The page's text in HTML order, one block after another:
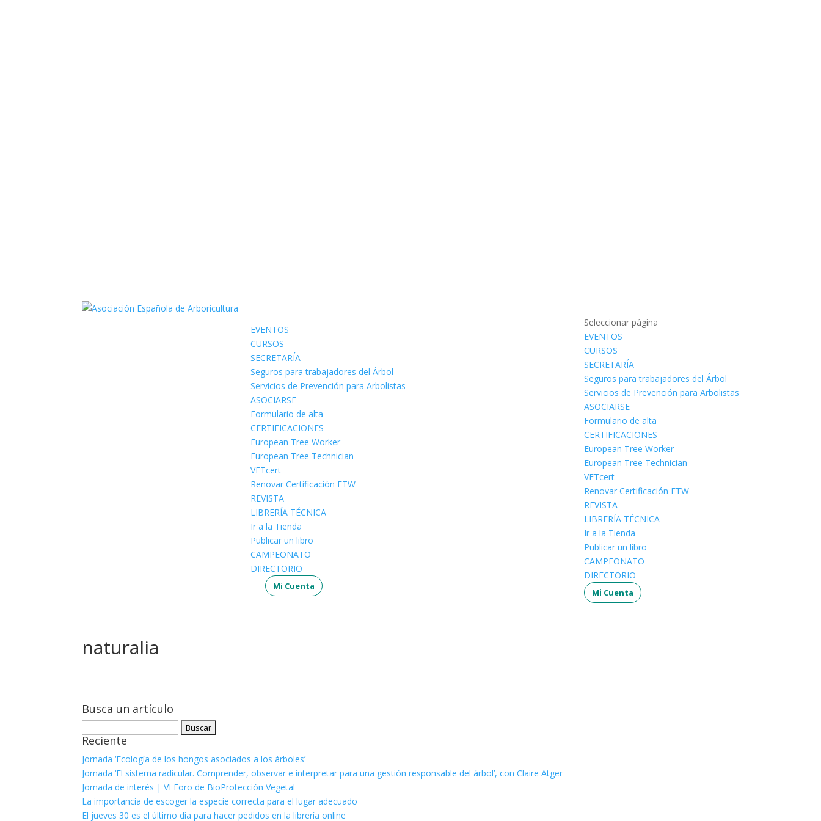
EVENTOS
CURSOS
SECRETARÍA
Seguros para trabajadores del Árbol
Servicios de Prevención para Arbolistas
ASOCIARSE
Formulario de alta
CERTIFICACIONES
European Tree Worker
European Tree Technician
VETcert
Renovar Certificación ETW
REVISTA
LIBRERÍA TÉCNICA
Ir a la Tienda
Publicar un libro
CAMPEONATO
DIRECTORIO
Mi Cuenta
Seleccionar página
EVENTOS
CURSOS
SECRETARÍA
Seguros para trabajadores del Árbol
Servicios de Prevención para Arbolistas
ASOCIARSE
Formulario de alta
CERTIFICACIONES
European Tree Worker
European Tree Technician
VETcert
Renovar Certificación ETW
REVISTA
LIBRERÍA TÉCNICA
Ir a la Tienda
Publicar un libro
CAMPEONATO
DIRECTORIO
Mi Cuenta
naturalia
Busca un artículo
Reciente
Jornada ‘Ecología de los hongos asociados a los árboles’
Jornada ‘El sistema radicular. Comprender, observar e interpretar para una gestión responsable del árbol’, con Claire Atger
Jornada de interés | VI Foro de BioProtección Vegetal
La importancia de escoger la especie correcta para el lugar adecuado
El jueves 30 es el último día para hacer pedidos en la librería online